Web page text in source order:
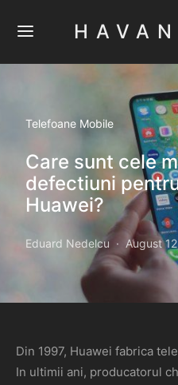
Telefoane Mobile
Care sunt cele
defectiuni
Huawei?
Eduard Nedelcu August
Din 1997, Huawei fabrica
In ultimii ani, producatorul